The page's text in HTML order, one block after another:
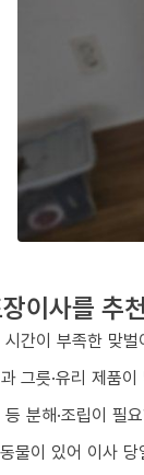
이사를 추
간이 부족한 맞
그릇·유리 제품
분해·조립이 필
물이 있어 이사